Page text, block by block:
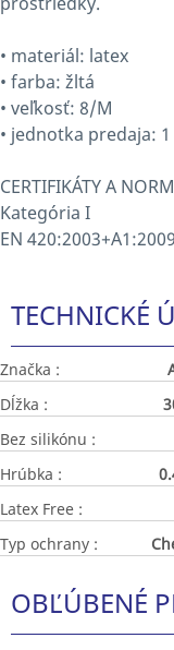
• materiál: latex
• farba: žltá
• veľkosť: 8/M
• jednotka predaja:
CERTIFIKÁTY A
Kategória I
EN 420:2003+A1:2009
TECHNICKÉ
Značka :
Dĺžka :
Bez silikónu :
Hrúbka :
Latex Free :
Typ ochrany :
OBĽÚBENÉ